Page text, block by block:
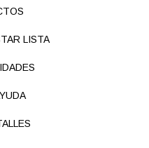
LISTA